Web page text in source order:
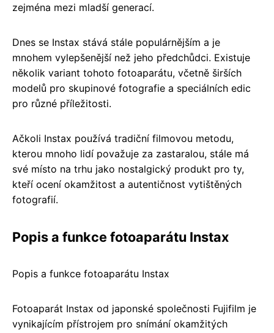
zejména mezi mladší generací.
Dnes se Instax stává stále populárnějším a je
mnohem vylepšenější než jeho předchůdci. Existuje
několik variant tohoto fotoaparátu, včetně širších
modelů pro skupinové fotografie a speciálních edic
pro různé příležitosti.
Ačkoli Instax používá tradiční filmovou metodu,
kterou mnoho lidí považuje za zastaralou, stále má
své místo na trhu jako nostalgický produkt pro ty,
kteří ocení okamžitost a autentičnost vytištěných
fotografií.
Popis a funkce fotoaparátu Instax
Popis a funkce fotoaparátu Instax
Fotoaparát Instax od japonské společnosti Fujifilm je
vynikajícím přístrojem pro snímání okamžitých